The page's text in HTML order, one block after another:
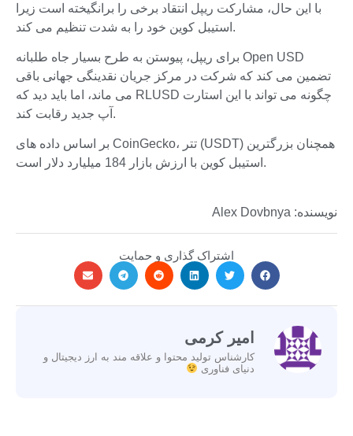
با این حال، مشارکت ریپل انتقاد برخی را برانگیخته است زیرا
استیبل کوین خود را به شدت تنظیم می کند.
برای ریپل، پیوستن به طرح بسیار جاه طلبانه Open USD
تضمین می کند که شرکت در مرکز جریان نقدینگی جهانی باقی
می ماند، اما باید دید که RLUSD چگونه می تواند با این استارت
آپ جدید رقابت کند.
بر اساس داده های CoinGecko، تتر (USDT) همچنان بزرگترین
استیبل کوین با ارزش بازار 184 میلیارد دلار است.
نویسنده: Alex Dovbnya
اشتراک گذاری و حمایت
امیر کرمی
کارشناس تولید محتوا و علاقه مند به ارز دیجیتال و
دنیای فناوری